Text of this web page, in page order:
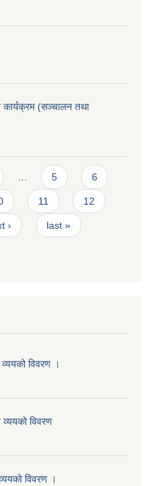
कार्यक्रम (सञ्चालन तथा
5 6
11 12
› last »
विवरण ।
विवरण
विवरण ।